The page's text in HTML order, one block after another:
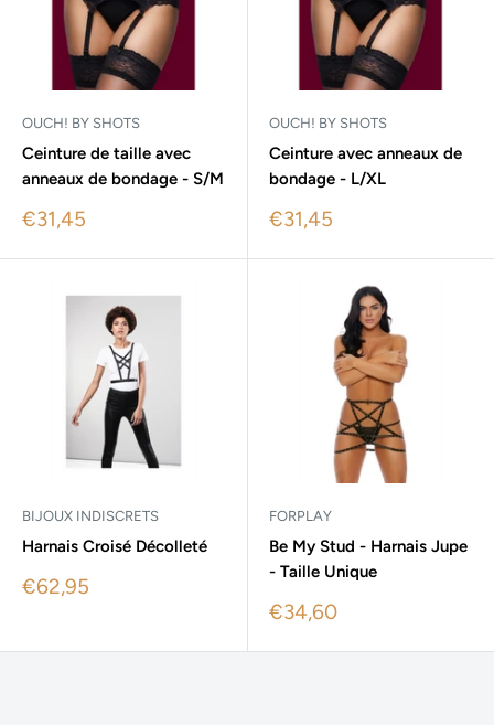
OUCH! BY SHOTS
Ceinture de taille avec
anneaux de bondage - S/M
Sale
€31,45
OUCH! BY SHOTS
Ceinture avec anneaux de
bondage - L/XL
Sale
€31,45
BIJOUX INDISCRETS
Harnais Croisé Décolleté
Sale
€62,95
FORPLAY
Be My Stud - Harnais Jupe
- Taille Unique
Sale
€34,60